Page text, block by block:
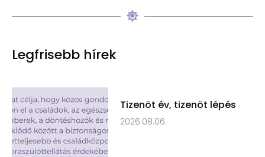
Legfrisebb hírek
Tizenöt év, tizenöt lépés
2026.08.06.